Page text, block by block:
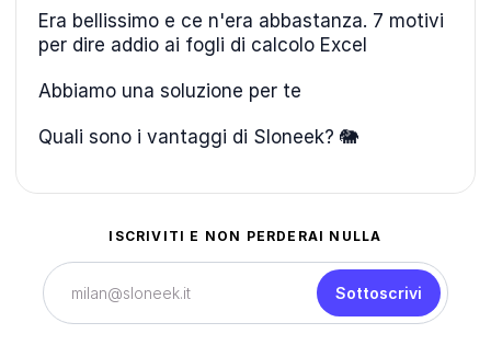
Era bellissimo e ce n'era abbastanza. 7 motivi
per dire addio ai fogli di calcolo Excel
Abbiamo una soluzione per te
Quali sono i vantaggi di Sloneek? 🐘
ISCRIVITI E NON PERDERAI NULLA
Sottoscrivi